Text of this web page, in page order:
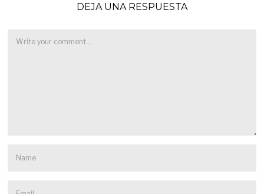
DEJA UNA RESPUESTA